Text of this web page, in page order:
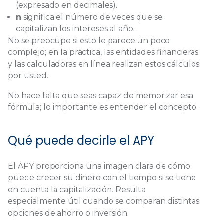
(expresado en decimales).
n significa el número de veces que se
capitalizan los intereses al año.
No se preocupe si esto le parece un poco
complejo; en la práctica, las entidades financieras
y las calculadoras en línea realizan estos cálculos
por usted.
No hace falta que seas capaz de memorizar esa
fórmula; lo importante es entender el concepto.
Qué puede decirle el APY
El APY proporciona una imagen clara de cómo
puede crecer su dinero con el tiempo si se tiene
en cuenta la capitalización. Resulta
especialmente útil cuando se comparan distintas
opciones de ahorro o inversión.